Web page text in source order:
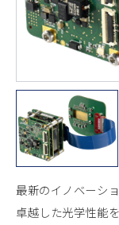
最新のイノベーシ
卓越した光学性能